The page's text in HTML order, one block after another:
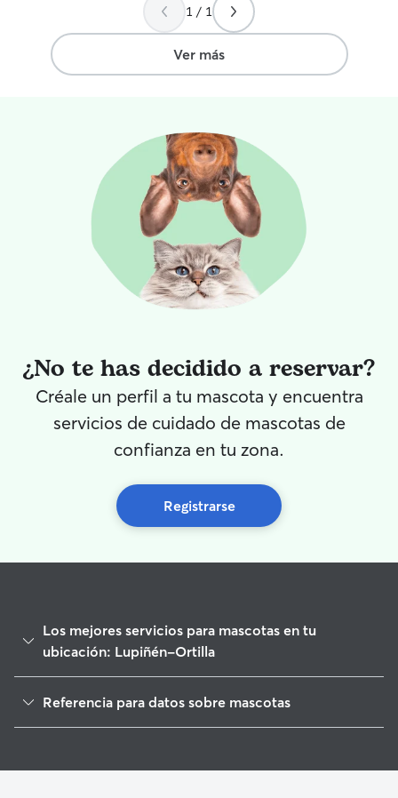
1 / 1
Ver más
¿No te has decidido a reservar?
Créale un perfil a tu mascota y encuentra
servicios de cuidado de mascotas de
confianza en tu zona.
Registrarse
Los mejores servicios para mascotas en tu
ubicación: Lupiñén-Ortilla
Cuidado de mascota en Lupiñén-Ortilla
Cuidadores de Perros en Lupiñén-Ortilla
Referencia para datos sobre mascotas